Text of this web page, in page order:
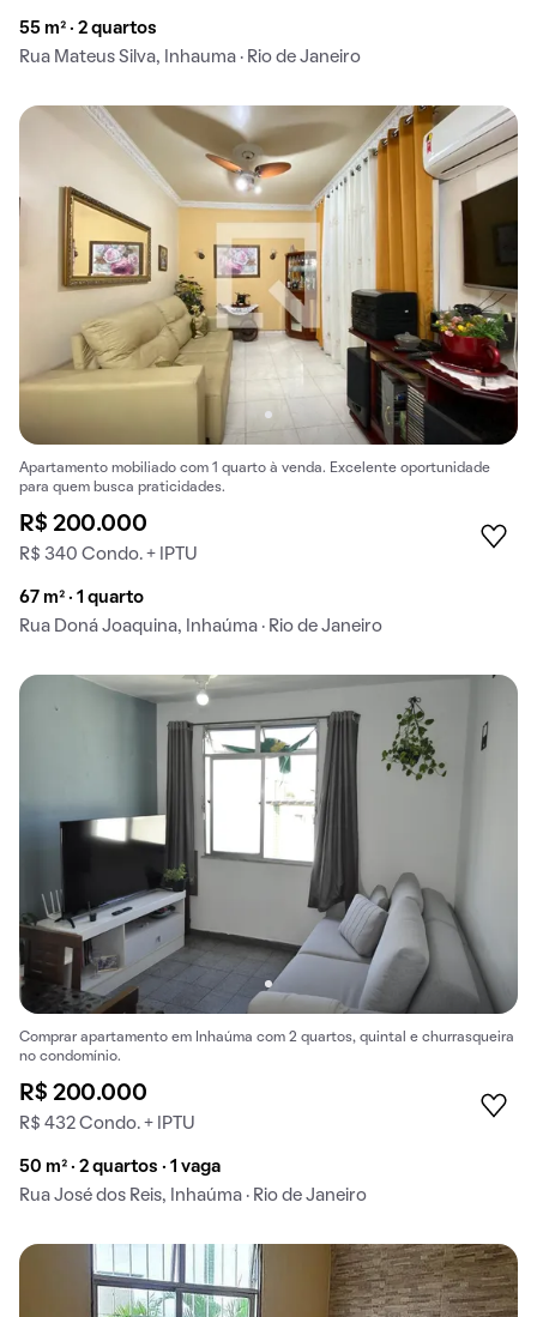
55 m² · 2 quartos
Rua Mateus Silva, Inhauma · Rio de Janeiro
Apartamento mobiliado com 1 quarto à venda. Excelente oportunidade
para quem busca praticidades.
R$ 200.000
R$ 340 Condo. + IPTU
67 m² · 1 quarto
Rua Doná Joaquina, Inhaúma · Rio de Janeiro
Comprar apartamento em Inhaúma com 2 quartos, quintal e churrasqueira
no condomínio.
R$ 200.000
R$ 432 Condo. + IPTU
50 m² · 2 quartos · 1 vaga
Rua José dos Reis, Inhaúma · Rio de Janeiro